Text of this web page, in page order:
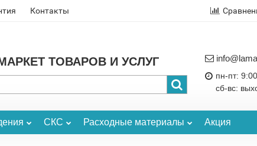
Контакты
ТОВАРОВ И УСЛУГ
пн-пт:
сб-вс:
СКС Расходные материалы Акция